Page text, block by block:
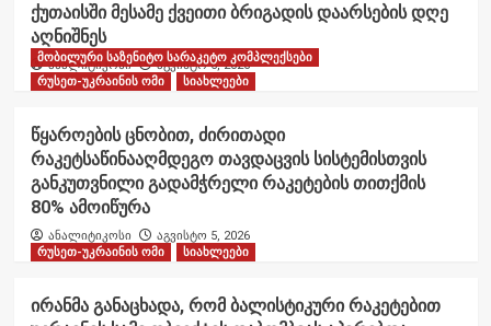
ქუთაისში მესამე ქვეითი ბრიგადის დაარსების დღე
აღნიშნეს
ანალიტიკოსი აგვისტო 6, 2026
მობილური საზენიტო სარაკეტო კომპლექსები
რუსეთ-უკრაინის ომი
სიახლეები
წყაროების ცნობით, ძირითადი
რაკეტსაწინააღმდეგო თავდაცვის სისტემისთვის
განკუთვნილი გადამჭრელი რაკეტების თითქმის
80% ამოიწურა
ანალიტიკოსი
აგვისტო 5, 2026
რუსეთ-უკრაინის ომი
სიახლეები
ირანმა განაცხადა, რომ ბალისტიკური რაკეტებით